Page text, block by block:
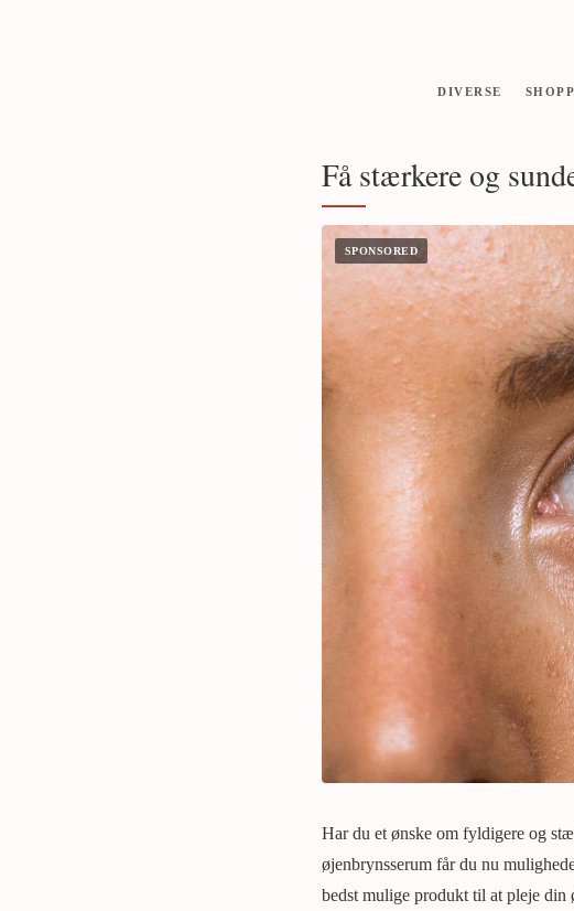
DIVERSE
Få stærkere og
Har du et ønske om fyldigere og
øjenbrynsserum får du nu
bedst mulige produkt til at pleje din